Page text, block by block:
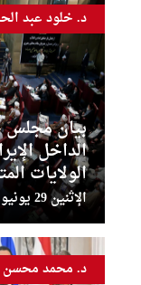
بيان مجلس
الداخل
الولايات
الإثنين 29 يونيو 2026 - 21:11:46
د. خلود عبد
د. محمد محسن